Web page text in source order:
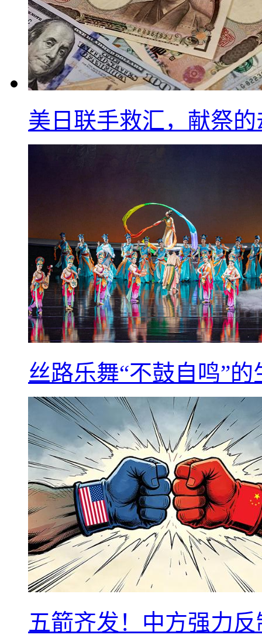
美日联手救汇，献祭
丝路乐舞“不鼓自鸣”
五箭齐发！中方强力